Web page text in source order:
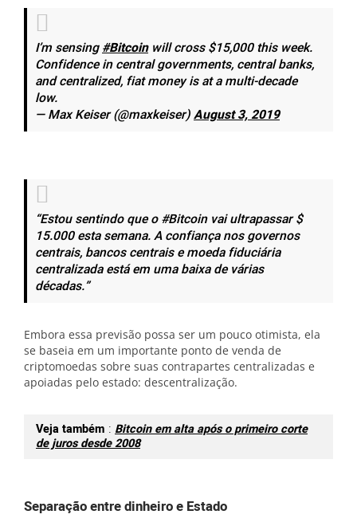
I’m sensing#Bitcoinwill cross $15,000 this week.
Confidence in central governments, central banks,
and centralized, fiat money is at a multi-decade
low.
— Max Keiser (@maxkeiser)August 3, 2019
“Estou sentindo que o #Bitcoin vai ultrapassar $
15.000 esta semana. A confiança nos governos
centrais, bancos centrais e moeda fiduciária
centralizada está em uma baixa de várias
décadas.”
Embora essa previsão possa ser um pouco otimista, ela
se baseia em um importante ponto de venda de
criptomoedas sobre suas contrapartes centralizadas e
apoiadas pelo estado: descentralização.
Veja também : Bitcoin em alta após o primeiro corte
de juros desde 2008
Separação entre dinheiro e Estado